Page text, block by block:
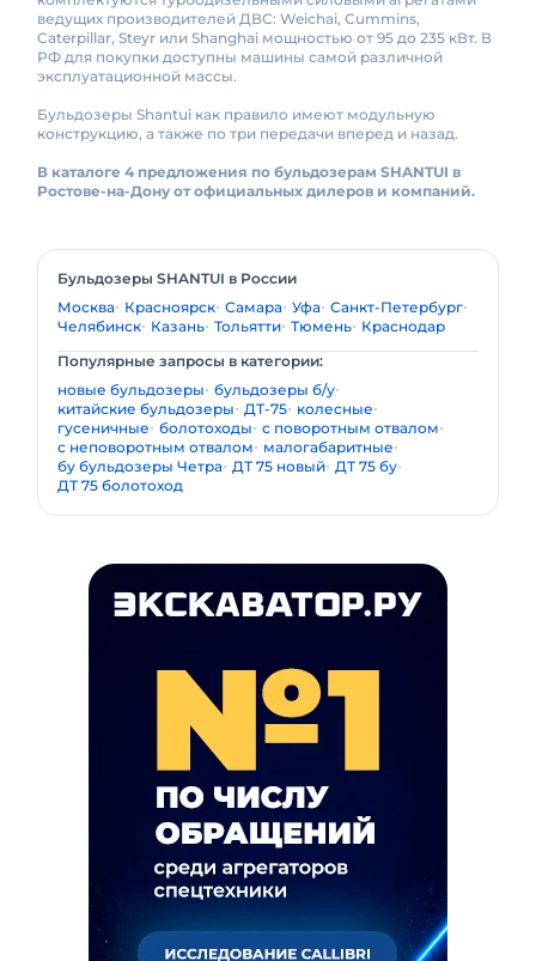
ведущих производителей ДВС: Weichai, Cummins,
Caterpillar, Steyr или Shanghai мощностью от 95 до 235 кВт. В
РФ для покупки доступны машины самой различной
эксплуатационной массы.
Бульдозеры Shantui как правило имеют модульную
конструкцию, а также по три передачи вперед и назад.
В каталоге 4 предложения по бульдозерам SHANTUI в
Ростове-на-Дону от официальных дилеров и компаний.
Бульдозеры SHANTUI в России
Москва Красноярск Самара Уфа Санкт-Петербург
Челябинск Казань Тольятти Тюмень Краснодар
Популярные запросы в категории:
новые бульдозеры бульдозеры б/у
китайские бульдозеры ДТ-75 колесные
гусеничные болотоходы с поворотным отвалом
с неповоротным отвалом
малогабаритные
бу бульдозеры Четра ДТ 75 новый ДТ 75 бу
ДТ 75 болотоход